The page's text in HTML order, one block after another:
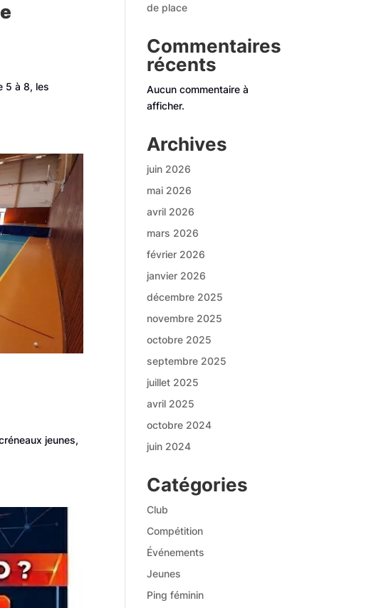
5 à 8, les
jeunes,
de place
Commentaires
récents
Aucun commentaire à
afficher.
Archives
juin 2026
mai 2026
avril 2026
mars 2026
février 2026
janvier 2026
décembre 2025
novembre 2025
octobre 2025
septembre 2025
juillet 2025
avril 2025
octobre 2024
juin 2024
Catégories
Club
Compétition
Événements
Jeunes
Ping féminin